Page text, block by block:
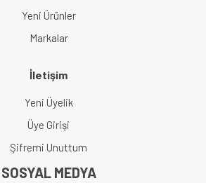
Yeni Ürünler
Markalar
İletişim
Yeni Üyelik
Üye Girişi
Şifremi Unuttum
SOSYAL MEDYA